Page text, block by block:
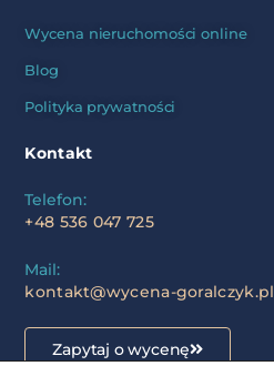
Wycena nieruchomości online
Blog
Polityka prywatności
Kontakt
Telefon:
+48 536 047 725
Mail:
kontakt@wycena-goralczyk.pl
Zapytaj o wycenę